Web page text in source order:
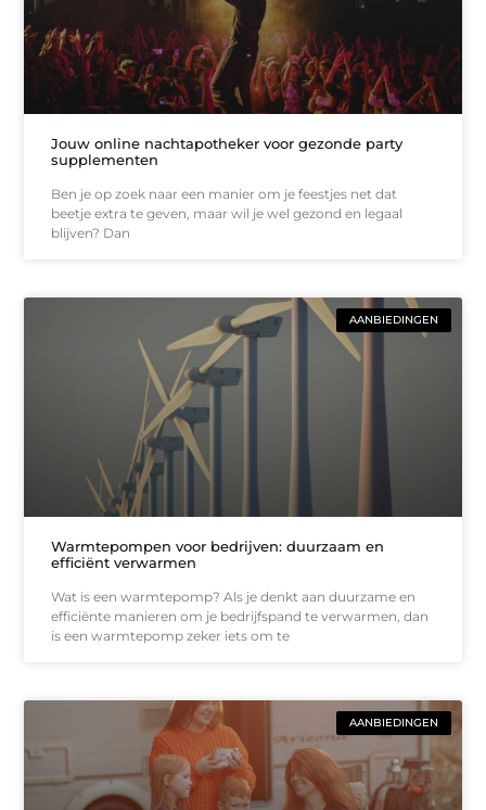
Jouw online nachtapotheker voor gezonde party
supplementen
Ben je op zoek naar een manier om je feestjes net dat
beetje extra te geven, maar wil je wel gezond en legaal
blijven? Dan
AANBIEDINGEN
Warmtepompen voor bedrijven: duurzaam en
efficiënt verwarmen
Wat is een warmtepomp? Als je denkt aan duurzame en
efficiënte manieren om je bedrijfspand te verwarmen, dan
is een warmtepomp zeker iets om te
AANBIEDINGEN